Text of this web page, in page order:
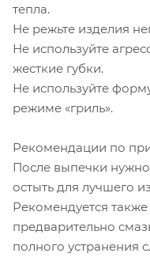
тепла.
Не режьте изделия
Не используйте
жесткие губки.
Не используйте
режиме «гриль».
Рекомендации по
После выпечки
остыть для лучшего
Рекомендуется
предварительно
полного устранения